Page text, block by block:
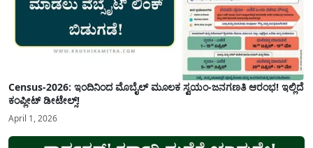
Census-2026: ಇಂದಿನಿಂದ ಮೊಬೈಲ್ ಮೂಲಕ ಸ್ವಯಂ-ಜನಗಣತಿ ಆರಂಭ! ಇಲ್ಲಿದೆ
ಕಂಪ್ಲೀಟ್ ಡೀಟೇಲ್ಸ್!
April 1, 2026